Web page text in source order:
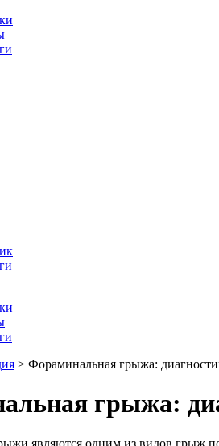
> Фораминальная грыжа:
грыжа:
являются одним из видов грыж